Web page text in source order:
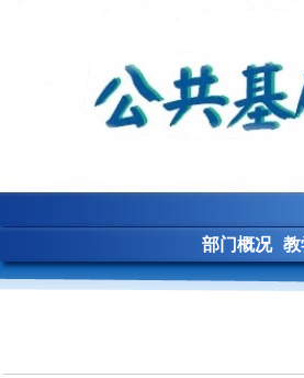
部门概况 教